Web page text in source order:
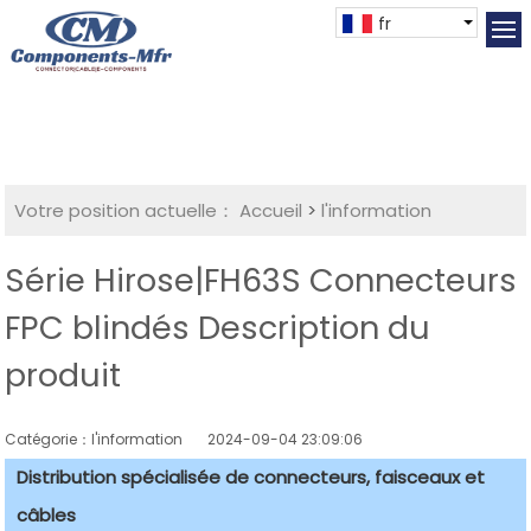
fr
Votre position actuelle： Accueil >l'information
Série Hirose|FH63S Connecteurs
FPC blindés Description du
produit
Catégorie：l'information 2024-09-04 23:09:06
Distribution spécialisée de connecteurs, faisceaux et
câbles